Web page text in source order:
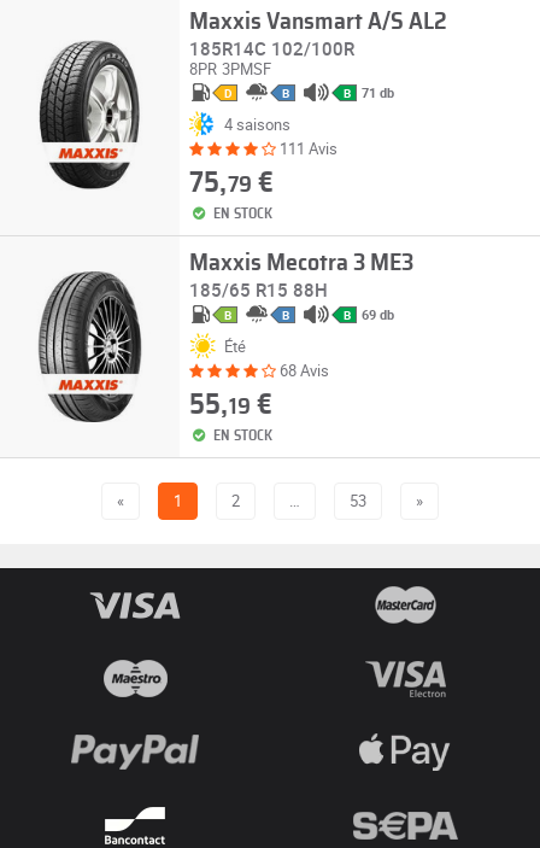
Maxxis Vansmart A/S AL2
185R14C 102/100R
8PR 3PMSF
D B B 71 db
4 saisons
111 Avis
75,79 €
EN STOCK
Maxxis Mecotra 3 ME3
185/65 R15 88H
B B B 69 db
Été
68 Avis
55,19 €
EN STOCK
« 1 2 … 53 »